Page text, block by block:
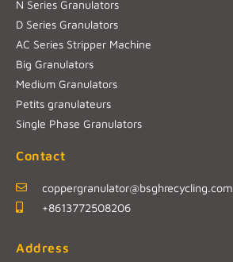
N Series Granulators
D Series Granulators
AC Series Stripper Machine
Big Granulators
Medium Granulators
Petits granulateurs
Single Phase Granulators
Contact
coppergranulator@bsghrecycling.com
+8613772508206
Address